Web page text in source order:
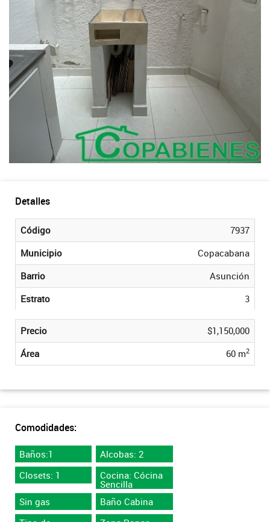
Detalles
Código
7937
Municipio
Copacabana
Barrio
Asunción
Estrato
3
Precio
$1,150,000
Área
60 m2
Comodidades:
Baños:1
Alcobas: 2
Closets: 1
Cocina: Cócina
Sencilla
Sin gas
Baño Cabina